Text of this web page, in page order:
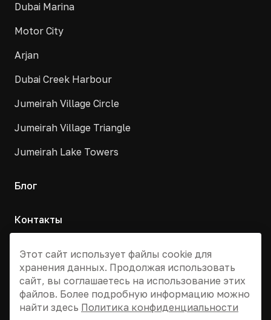
Dubai Marina
Motor City
Arjan
Dubai Creek Harbour
Jumeirah Village Circle
Jumeirah Village Triangle
Jumeirah Lake Towers
Блог
Контакты
+7 495 955 13 12
info@dvizhdubai.ru
Этот сайт использует файлы cookie для
хранения данных. Продолжая использовать
сайт, вы соглашаетесь на использование этих
файлов. Более подробную информацию можно
найти здесь Политика конфиденциальности